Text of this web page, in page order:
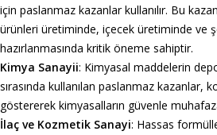
için paslanmaz kazanlar kullanılır. Bu
ürünleri üretiminde, içecek üretiminde ve
hazırlanmasında kritik öneme sahiptir.
Kimya Sanayii: Kimyasal maddelerin
sırasında kullanılan paslanmaz kazanlar,
göstererek kimyasalların güvenle
İlaç ve Kozmetik Sanayi: Hassas